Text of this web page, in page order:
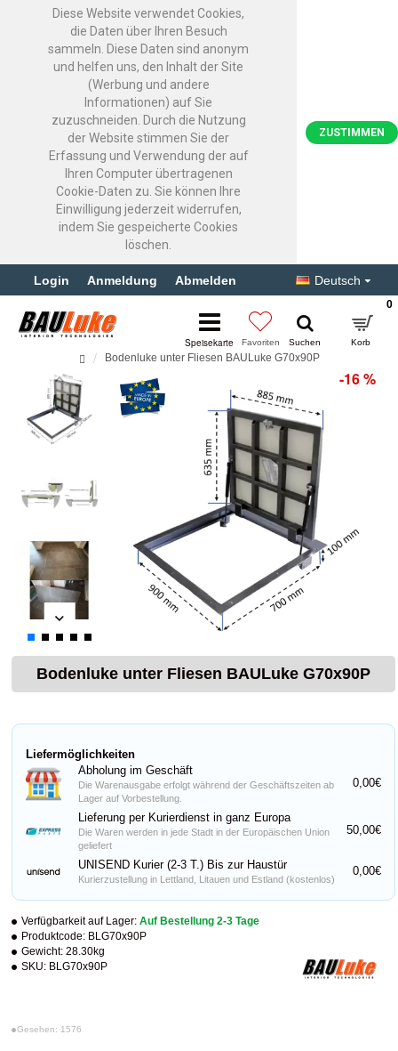
Diese Website verwendet Cookies,
die Daten über Ihren Besuch
sammeln. Diese Daten sind anonym
und helfen uns, den Inhalt der Site
(Werbung und andere
Informationen) auf Sie
zuzuschneiden. Durch die Nutzung
der Website stimmen Sie der
Erfassung und Verwendung der auf
Ihren Computer übertragenen
Cookie-Daten zu. Sie können Ihre
Einwilligung jederzeit widerrufen,
indem Sie gespeicherte Cookies
löschen.
ZUSTIMMEN
Login Anmeldung Abmelden Deutsch
0
Bodenluke unter Fliesen BAULuke G70x90P
-16 %
Bodenluke unter Fliesen BAULuke G70x90P
Verfügbarkeit auf Lager: Auf Bestellung 2-3 Tage
Produktcode: BLG70x90P
Gewicht: 28.30kg
SKU: BLG70x90P
Gesehen: 1576
Liefermöglichkeiten
Abholung im Geschäft
Die Warenausgabe erfolgt während der Geschäftszeiten ab
Lager auf Vorbestellung.
0,00€
Lieferung per Kurierdienst in ganz Europa
Die Waren werden in jede Stadt in der Europäischen Union
geliefert
50,00€
UNISEND Kurier (2-3 T.) Bis zur Haustür
Kurierzustellung in Lettland, Litauen und Estland (kostenlos)
0,00€